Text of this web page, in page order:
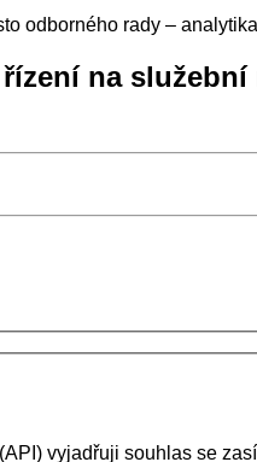
odborného rady –
na
vyjadřuji souhlas se